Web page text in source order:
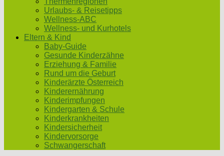
Urlaubs- & Reisetipps
Wellness-ABC
Wellness- und Kurhotels
Eltern & Kind
Baby-Guide
Gesunde Kinderzähne
Erziehung & Familie
Rund um die Geburt
Kinderärzte Österreich
Kinderernährung
Kinderimpfungen
Kindergarten & Schule
Kinderkrankheiten
Kindersicherheit
Kindervorsorge
Schwangerschaft